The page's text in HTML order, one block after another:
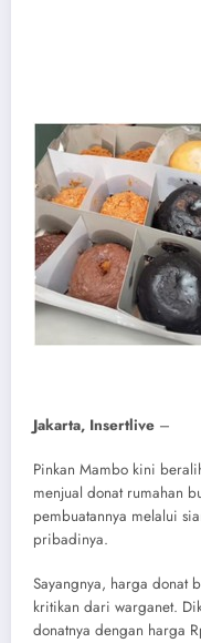
Jakarta, Insertlive –
Pinkan Mambo kini
menjual donat rumahan
pembuatannya melalui
pribadinya.
Sayangnya, harga donat
kritikan dari warganet.
donatnya dengan harga